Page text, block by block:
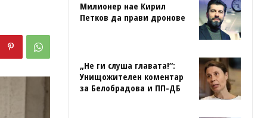
Милионер нае Кирил
Петков да прави дронове
„Не ги слуша главата!“:
Унищожителен коментар
за Белобрадова и ПП-ДБ